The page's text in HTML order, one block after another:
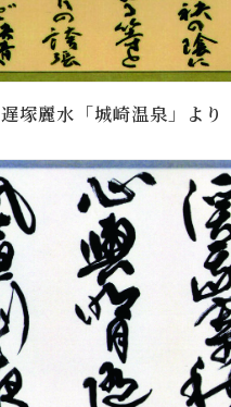
遅塚麗水「城崎温泉」よ